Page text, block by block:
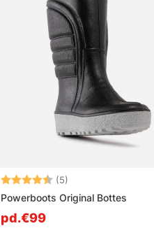
Note: (5)
Powerboots Original Bottes
pd.€99